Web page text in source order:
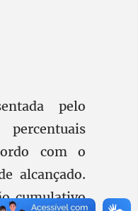
pelo
com o
alcançado.
cumulativo